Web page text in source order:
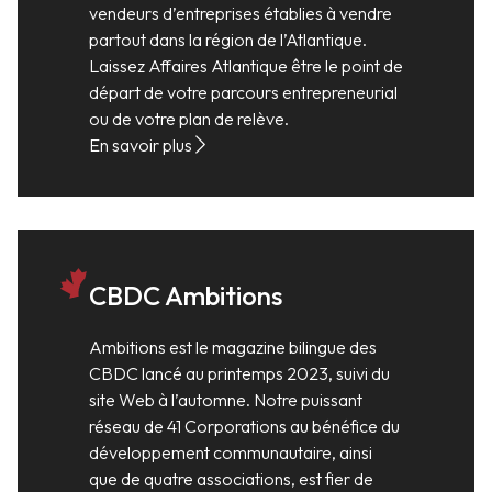
vendeurs d’entreprises établies à vendre
partout dans la région de l’Atlantique.
Laissez Affaires Atlantique être le point de
départ de votre parcours entrepreneurial
ou de votre plan de relève.
En savoir plus
CBDC Ambitions
Ambitions est le magazine bilingue des
CBDC lancé au printemps 2023, suivi du
site Web à l’automne. Notre puissant
réseau de 41 Corporations au bénéfice du
développement communautaire, ainsi
que de quatre associations, est fier de